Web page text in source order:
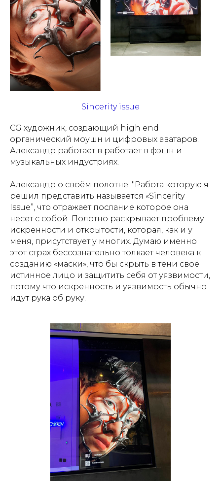
Sincerity issue
CG художник, создающий high end
органический моушн и цифровых аватаров.
Александр работает в работает в фэшн и
музыкальных индустриях.
Александр о своём полотне: "Работа которую я
решил представить называется «Sincerity
Issue”, что отражает послание которое она
несет с собой. Полотно раскрывает проблему
искренности и открытости, которая, как и у
меня, присутствует у многих. Думаю именно
этот страх бессознательно толкает человека к
созданию «маски», что бы скрыть в тени своё
истинное лицо и защитить себя от уязвимости,
потому что искренность и уязвимость обычно
идут рука об руку.